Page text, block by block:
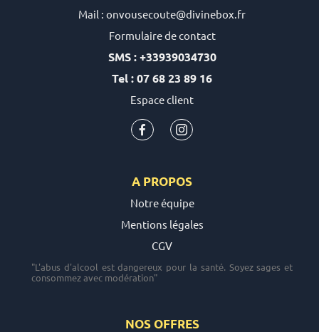
Mail : onvousecoute@divinebox.fr
Formulaire de contact
SMS : +33939034730
Tel : 07 68 23 89 16
Espace client
A PROPOS
Notre équipe
Mentions légales
CGV
"L'abus d'alcool est dangereux pour la santé. Soyez sages et
consommez avec modération"
NOS OFFRES